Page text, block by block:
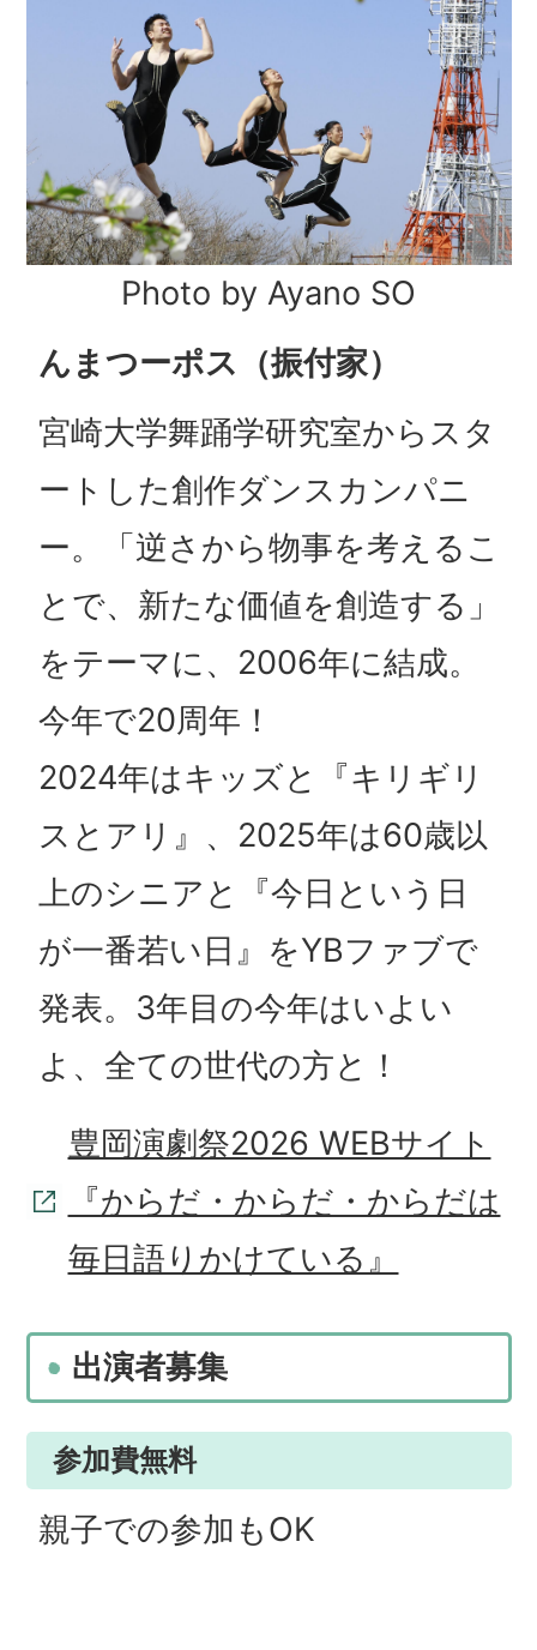
Photo by Ayano SO
んまつーポス（振付家）
宮崎大学舞踊学研究室からスタ
ートした創作ダンスカンパニ
ー。「逆さから物事を考えるこ
とで、新たな価値を創造する」
をテーマに、2006年に結成。
今年で20周年！
2024年はキッズと『キリギリ
スとアリ』、2025年は60歳以
上のシニアと『今日という日
が一番若い日』をYBファブで
発表。3年目の今年はいよい
よ、全ての世代の方と！
豊岡演劇祭2026 WEBサイト
『からだ・からだ・からだは
毎日語りかけている』
出演者募集
参加費無料
親子での参加もOK